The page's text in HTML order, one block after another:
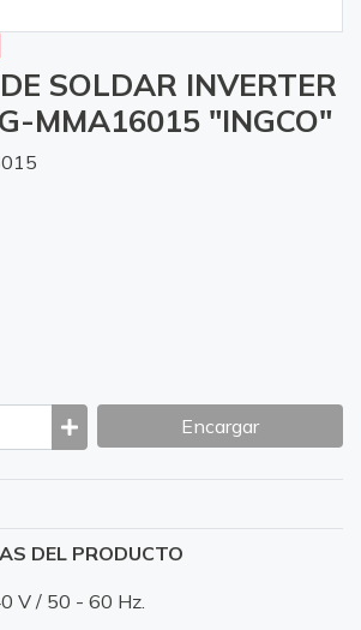
SOLDAR INVERTER
MMA16015 "INGCO"
Encargar
DEL PRODUCTO
V / 50 - 60 Hz.